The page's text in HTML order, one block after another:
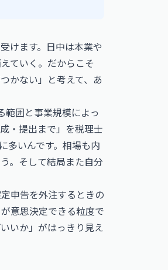
けます。日中は本業や
ていく。だからこそ
かない」と考えて、あ
範囲と事業規模によっ
・提出まで」を税理士
多いんです。相場も内
。そして結局また自分
申告を外注するときの
意思決定できる粒度で
いか」がはっきり見え